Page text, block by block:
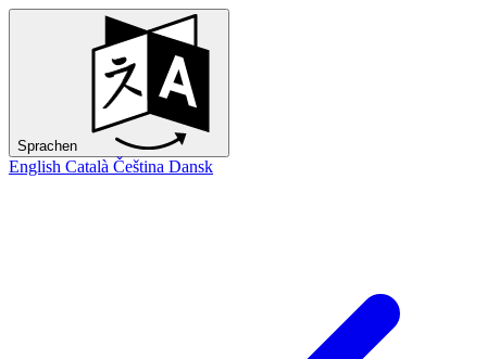
Sprachen
English Català Čeština Dansk